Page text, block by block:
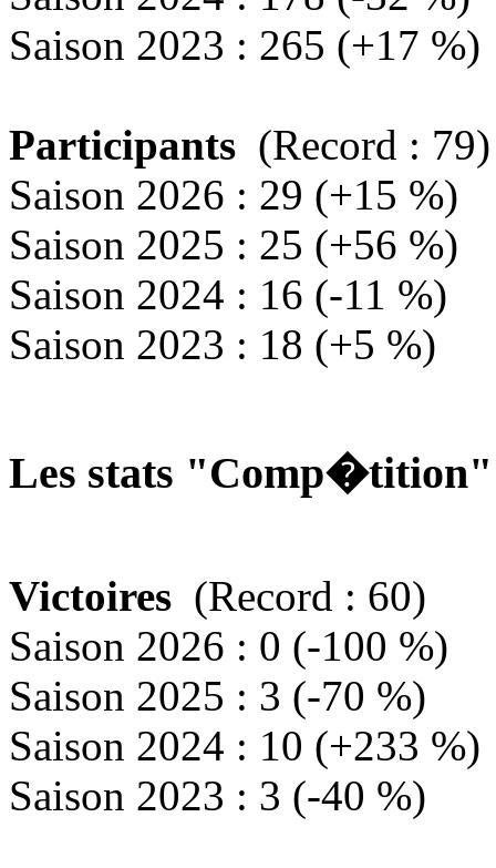
Saison 2023 : 265 (+17 %)
Participants (Record : 79)
Saison 2026 : 29 (+15 %)
Saison 2025 : 25 (+56 %)
Saison 2024 : 16 (-11 %)
Saison 2023 : 18 (+5 %)
Les stats
Victoires (Record : 60)
Saison 2026 : 0 (-100 %)
Saison 2025 : 3 (-70 %)
Saison 2024 : 10 (+233 %)
Saison 2023 : 3 (-40 %)